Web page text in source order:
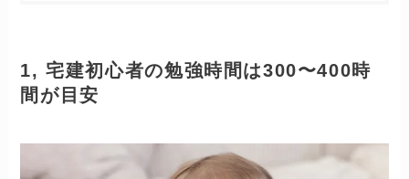
1, 宅建初心者の勉強時間は300〜400時
間が目安